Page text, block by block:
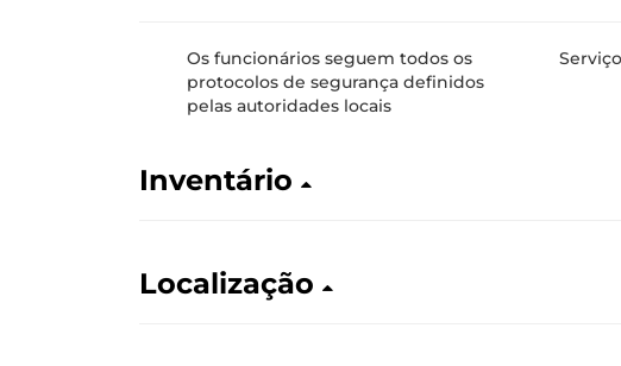
Os funcionários seguem todos os
protocolos de segurança definidos
pelas autoridades locais
Inventário
Localização